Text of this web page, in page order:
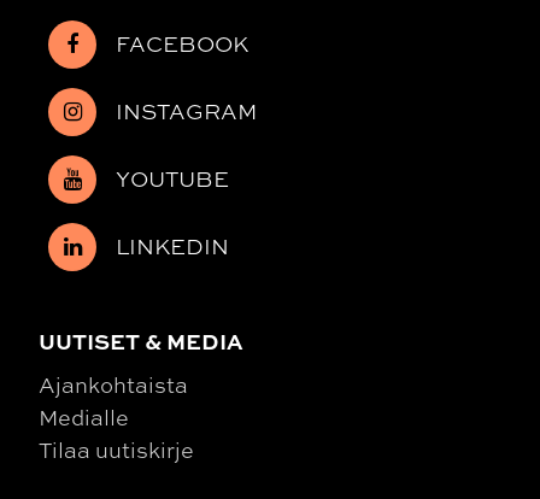
FACEBOOK
INSTAGRAM
YOUTUBE
LINKEDIN
UUTISET & MEDIA
Ajankohtaista
Medialle
Tilaa uutiskirje